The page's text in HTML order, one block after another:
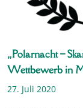
„Polarnacht –
Wettbewerb in
27. Juli 2020